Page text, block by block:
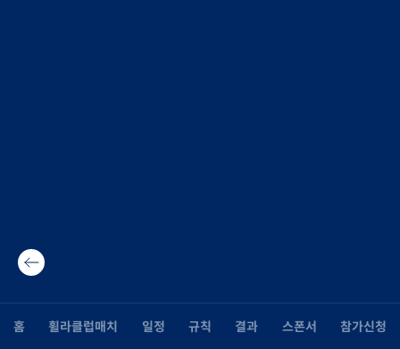
홈 휠라클럽매치 일정 규칙 결과 스폰서 참가신청